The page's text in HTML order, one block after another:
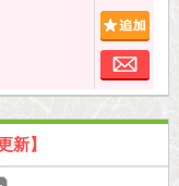
お
新】